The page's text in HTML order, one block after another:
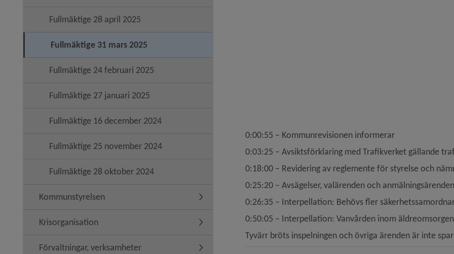
Fullmäktige 28 april 2025
Fullmäktige 31 mars 2025
Fullmäktige 24 februari 2025
Fullmäktige 27 januari 2025
Fullmäktige 16 december 2024
Fullmäktige 25 november 2024
Fullmäktige 28 oktober 2024
Kommunstyrelsen Undermeny för Kommunstyrelsen
Krisorganisation Undermeny för Krisorganisation
Förvaltningar, verksamheter Undermeny för Förvaltningar, verksamheter
0:00:55 – Kommunrevisionen informerar
0:03:25 – Avsiktsförklaring med Trafikverket gällande
0:18:00 – Revidering av reglemente för styrelse och
0:25:20 – Avsägelser, valärenden och anmälningsärenden
0:26:35 – Interpellation: Behövs fler
0:50:05 – Interpellation: Vanvården inom
Tyvärr bröts inspelningen och övriga ärenden är inte